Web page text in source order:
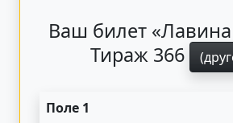
Ваш билет
Тираж 366
Поле 1